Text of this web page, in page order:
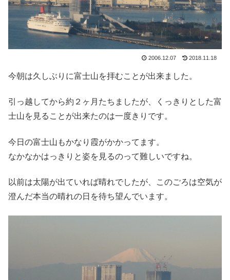
2006.12.07 2018.11.18
今朝は久しぶりに富士山を拝むことが出来ました。
引っ越してから約２ヶ月たちましたが、くっきりとした富
士山を見ることが出来たのは一度きりです。
今日の富士山もかなり霞がかかってます。
なかなかはっきりと姿を見るのって難しいですね。
以前は太陽が出ていれば晴れでしたが、このごろは空気が
澄んだ本当の晴れの日を待ち望んでいます。